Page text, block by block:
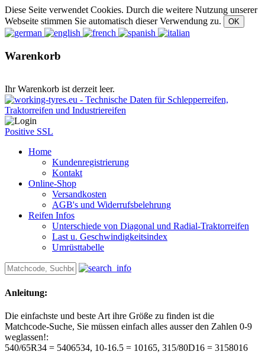
Diese Seite verwendet Cookies. Durch die weitere Nutzung unserer
Webseite stimmen Sie automatisch dieser Verwendung zu.
Warenkorb
Ihr Warenkorb ist derzeit leer.
Positive SSL
Home
Kundenregistrierung
Kontakt
Online-Shop
Versandkosten
AGB's und Widerrufsbelehrung
Reifen Infos
Unterschiede von Diagonal und Radial-Traktorreifen
Last u. Geschwindigkeitsindex
Umrüsttabelle
Anleitung:
Die einfachste und beste Art ihre Größe zu finden ist die
Matchcode-Suche, Sie müssen einfach alles ausser den Zahlen 0-9
weglassen!:
540/65R34 = 5406534, 10-16.5 = 10165, 315/80D16 = 3158016